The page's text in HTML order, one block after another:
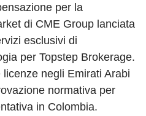
per la
di CME Group lanciata
esclusivi di
per Topstep Brokerage.
negli Emirati Arabi
normativa per
in Colombia.